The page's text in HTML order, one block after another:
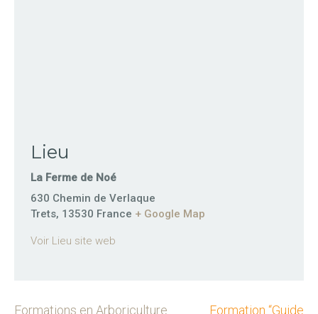
Lieu
La Ferme de Noé
630 Chemin de Verlaque
Trets, 13530 France + Google Map
Voir Lieu site web
Formations en Arboriculture Formation “Guide